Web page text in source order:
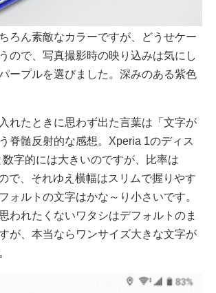
ろん素敵なカラーですが、どうせケー
ので、写真撮影時の映り込みは気にし
ープルを選びました。深みのある紫色
れたときに思わず出た言葉は「文字が
脊髄反射的な感想。Xperia 1のディス
字的には大きいのですが、比率は
で、それゆえ横幅はスリムで握りやす
ォルトの文字はかな～り小さいです。
われたくないワタシはデフォルトのま
が、本当ならワンサイズ大きな文字が